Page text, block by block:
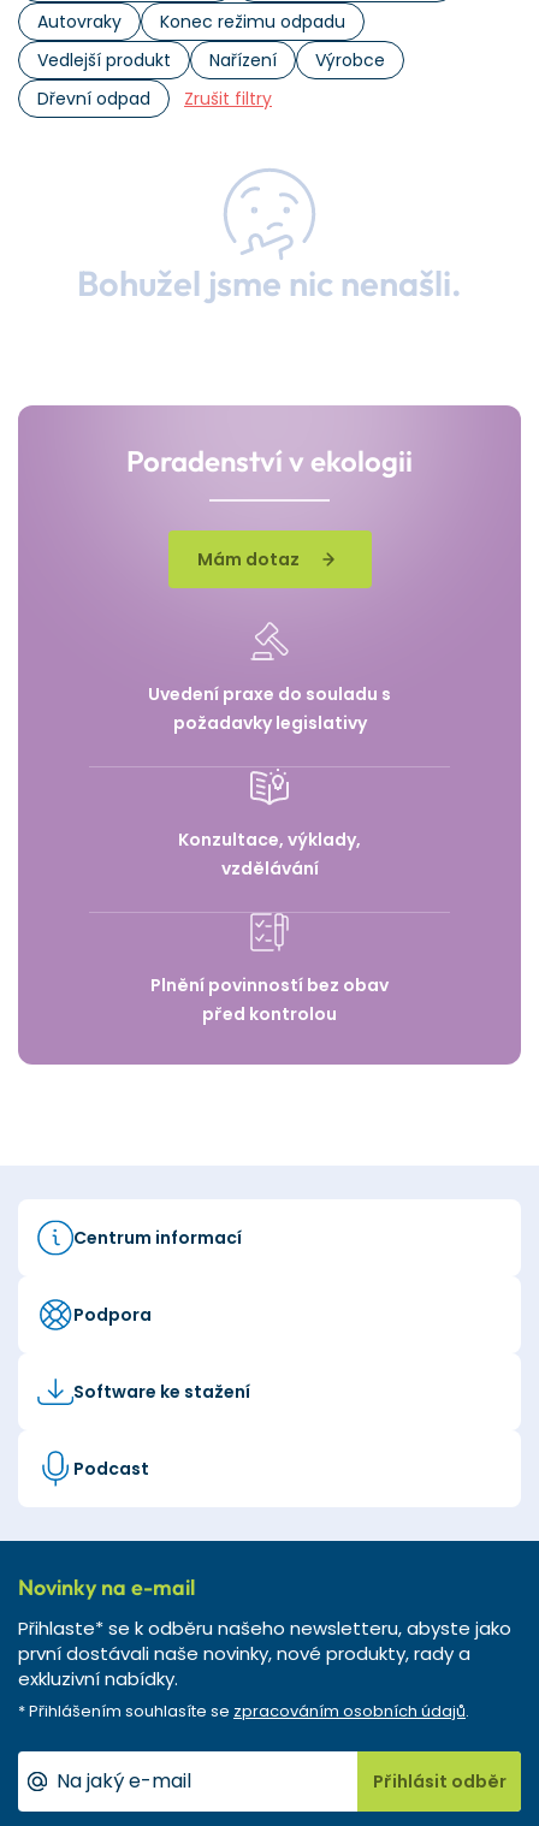
Autovraky
Konec režimu odpadu
Vedlejší produkt
Nařízení
Výrobce
Dřevní odpad
Zrušit filtry
Bohužel jsme nic nenašli.
Poradenství v ekologii
Mám dotaz
Uvedení praxe do souladu s
požadavky legislativy
Konzultace, výklady,
vzdělávání
Plnění povinností bez obav
před kontrolou
Centrum informací
Podpora
Software ke stažení
Podcast
Novinky na e-mail
Přihlaste* se k odběru našeho newsletteru, abyste jako
první dostávali naše novinky, nové produkty, rady a
exkluzivní nabídky.
* Přihlášením souhlasíte se zpracováním osobních údajů.
Přihlásit odběr